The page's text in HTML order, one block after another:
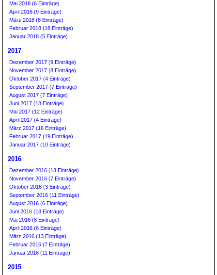
Mai 2018 (6 Einträge)
April 2018 (9 Einträge)
März 2018 (8 Einträge)
Februar 2018 (18 Einträge)
Januar 2018 (5 Einträge)
2017
Dezember 2017 (9 Einträge)
November 2017 (8 Einträge)
Oktober 2017 (4 Einträge)
September 2017 (7 Einträge)
August 2017 (7 Einträge)
Juni 2017 (18 Einträge)
Mai 2017 (12 Einträge)
April 2017 (4 Einträge)
März 2017 (16 Einträge)
Februar 2017 (19 Einträge)
Januar 2017 (10 Einträge)
2016
Dezember 2016 (13 Einträge)
November 2016 (7 Einträge)
Oktober 2016 (3 Einträge)
September 2016 (11 Einträge)
August 2016 (6 Einträge)
Juni 2016 (18 Einträge)
Mai 2016 (8 Einträge)
April 2016 (6 Einträge)
März 2016 (13 Einträge)
Februar 2016 (7 Einträge)
Januar 2016 (11 Einträge)
2015